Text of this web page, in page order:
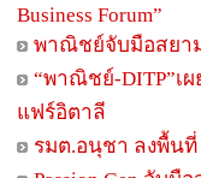
Business Forum”
พาณิชย์จับมือสยาม
“พาณิชย์-DITP”เ
แฟร์อิตาลี
รมต.อนุชา ลงพื้น